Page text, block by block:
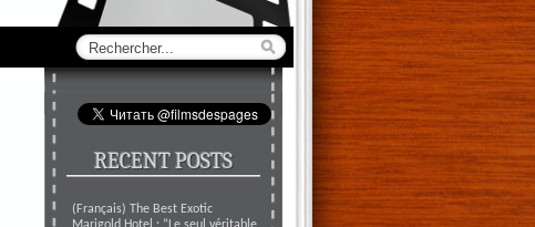
RECENT POSTS
(Français) The Best Exotic